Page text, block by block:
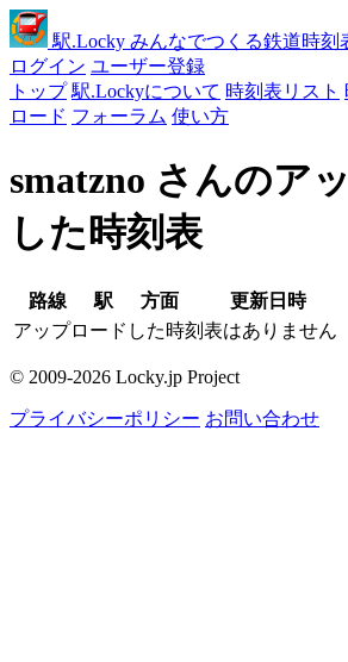
駅.Locky みんなでつくる鉄道時刻
ログイン ユーザー登録
トップ 駅.Lockyについて 時刻表リスト
ロード フォーラム 使い方
smatzno さんのア
した時刻表
路線 駅 方面
更新日時
アップロードした時刻表はありません
© 2009-2026 Locky.jp Project
プライバシーポリシー お問い合わせ